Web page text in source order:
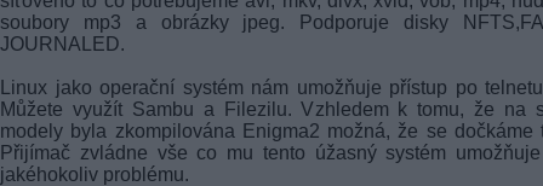
soubory mp3 a obrázky jpeg. Podporuje disky
JOURNALED.
Linux jako operační systém nám umožňuje přístup po
Můžete využít Sambu a Filezilu. Vzhledem k tomu, že na
modely byla zkompilována Enigma2 možná, že se dočkáme
Přijímač zvládne vše co mu tento úžasný systém
jakéhokoliv problému.